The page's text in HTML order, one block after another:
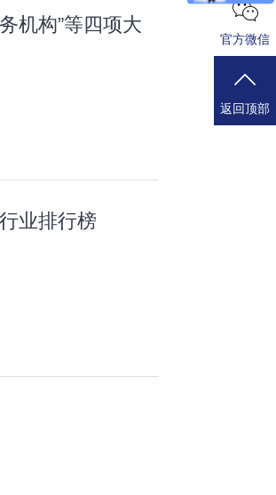
机构”等四项大
业排行榜
官方微信
返回顶部